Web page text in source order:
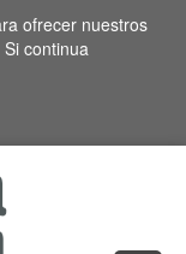
ofrecer nuestros
continua